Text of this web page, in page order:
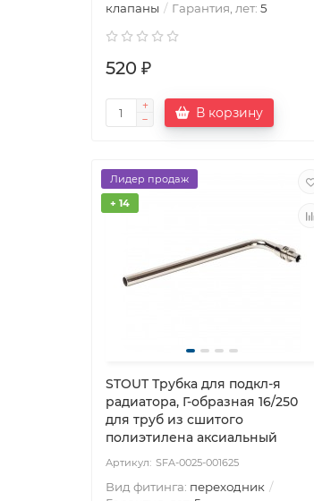
клапаны
Гарантия, лет: 5
520 ₽
В корзину
Лидер продаж
+ 14
STOUT Трубка для подкл-я
радиатора, Г-образная 16/250
для труб из сшитого
полиэтилена аксиальный
SFA-0025-001625
Вид фитинга: переходник